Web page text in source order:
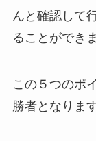
んと確認して
ることができ
この５つのポ
勝者となります